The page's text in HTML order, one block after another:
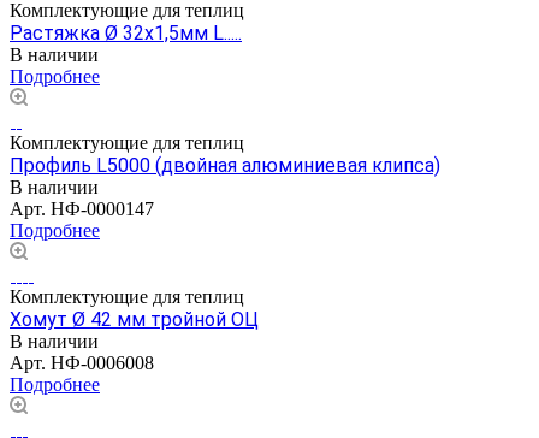
Комплектующие для теплиц
Растяжка Ø 32х1,5мм L.....
В наличии
Подробнее
Комплектующие для теплиц
Профиль L5000 (двойная алюминиевая клипса)
В наличии
Арт. НФ-0000147
Подробнее
Комплектующие для теплиц
Хомут Ø 42 мм тройной ОЦ
В наличии
Арт. НФ-0006008
Подробнее